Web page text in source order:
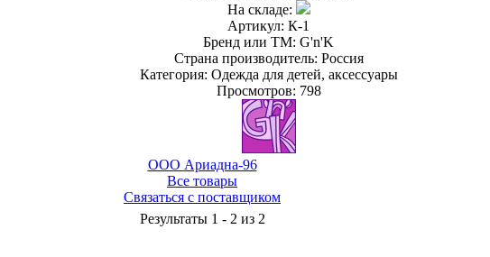
На складе:
Артикул: К-1
Бренд или ТМ: G'n'K
Страна производитель: Россия
Категория: Одежда для детей, аксессуары
Просмотров: 798
ООО Ариадна-96
Все товары
Связаться с поставщиком
Результаты 1 - 2 из 2